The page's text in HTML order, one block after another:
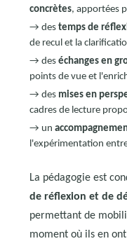
concrètes, apportées
→ des temps de
de recul et la
→ des échanges en
points de vue et
→ des mises en
cadres de lecture
→ un
l'expérimentation
La pédagogie est
de réflexion et de
permettant de
moment où ils en